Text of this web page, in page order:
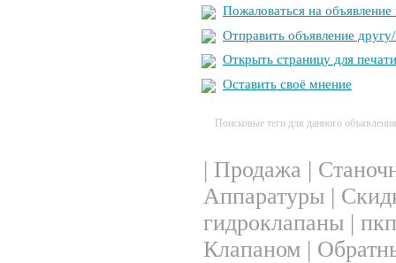
Пожаловаться на
Отправить объявление
Открыть страницу для печати
Оставить своё мнение
Поисковые теги для данного объявления
| Продажа |
Аппаратуры |
гидроклапаны |
Клапаном |